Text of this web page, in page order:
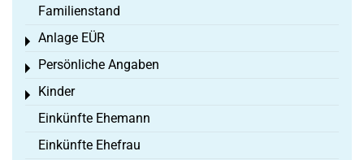
Familienstand
Anlage EÜR
Toggle menu
Persönliche Angaben
Toggle menu
Kinder
Toggle menu
Einkünfte Ehemann
Einkünfte Ehefrau